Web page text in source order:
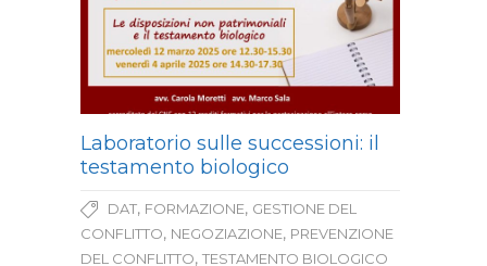
Laboratorio sulle successioni: il
testamento biologico
DAT, FORMAZIONE, GESTIONE DEL
CONFLITTO, NEGOZIAZIONE, PREVENZIONE
DEL CONFLITTO, TESTAMENTO BIOLOGICO